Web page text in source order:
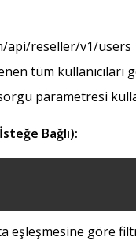
api/reseller/v1/users
tüm kullanıcıları
parametresi
Bağlı):
eşleşmesine göre